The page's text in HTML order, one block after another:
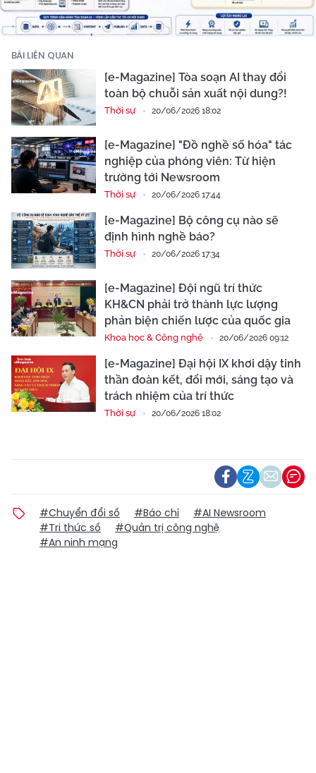
BÀI LIÊN QUAN
[e-Magazine] Tòa soạn AI thay đổi
toàn bộ chuỗi sản xuất nội dung?!
Thời sự 20/06/2026 18:02
[e-Magazine] "Đồ nghề số hóa" tác
nghiệp của phóng viên: Từ hiện
trường tới Newsroom
Thời sự 20/06/2026 17:44
[e-Magazine] Bộ công cụ nào sẽ
định hình nghề báo?
Thời sự 20/06/2026 17:34
[e-Magazine] Đội ngũ trí thức
KH&CN phải trở thành lực lượng
phản biện chiến lược của quốc gia
Khoa học & Công nghệ 20/06/2026 09:12
[e-Magazine] Đại hội IX khơi dậy tinh
thần đoàn kết, đổi mới, sáng tạo và
trách nhiệm của trí thức
Thời sự 20/06/2026 18:02
#Chuyển đổi số #Báo chí
#AI Newsroom
#Tri thức số
#Quản trị công nghệ
#An ninh mạng